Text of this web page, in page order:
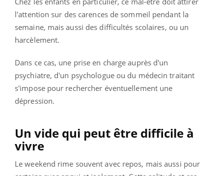
l'attention sur des carences de sommeil pendant la
semaine, mais aussi des difficultés scolaires, ou un
harcèlement.
Dans ce cas, une prise en charge auprès d'un
psychiatre, d'un psychologue ou du médecin traitant
s'impose pour rechercher éventuellement une
dépression.
Un vide qui peut être difficile à
vivre
Le weekend rime souvent avec repos, mais aussi pour